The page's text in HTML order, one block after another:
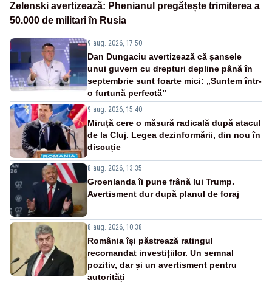
Zelenski avertizează: Phenianul pregătește trimiterea a
50.000 de militari în Rusia
9 aug. 2026, 17:50
Dan Dungaciu avertizează că șansele
unui guvern cu drepturi depline până în
septembrie sunt foarte mici: „Suntem într-
o furtună perfectă”
9 aug. 2026, 15:40
Miruță cere o măsură radicală după atacul
de la Cluj. Legea dezinformării, din nou în
discuție
8 aug. 2026, 13:35
Groenlanda îi pune frână lui Trump.
Avertisment dur după planul de foraj
8 aug. 2026, 10:38
România își păstrează ratingul
recomandat investițiilor. Un semnal
pozitiv, dar și un avertisment pentru
autorități